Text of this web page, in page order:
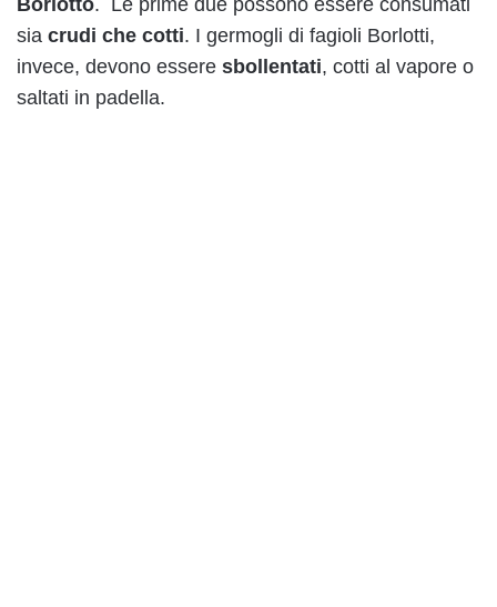
sia crudi che cotti. I germogli di fagioli Borlotti,
invece, devono essere sbollentati, cotti al vapore o
saltati in padella.